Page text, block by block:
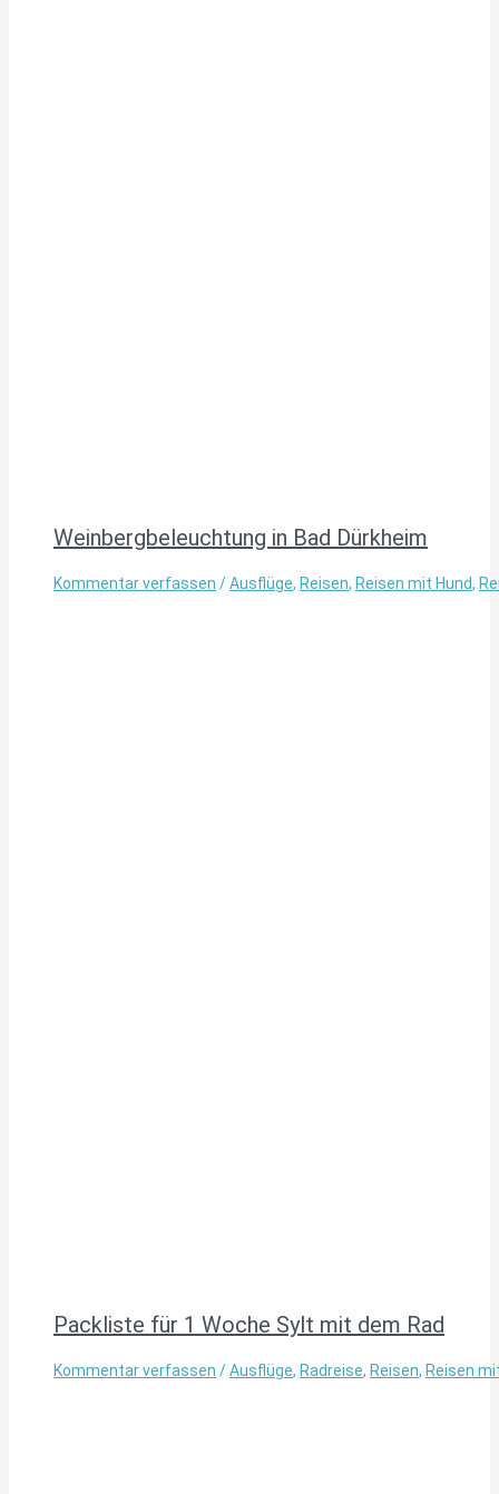
Weinbergbeleuchtung in Bad Dürkheim
Kommentar verfassen /Ausflüge, Reisen, Reisen mit Hund,
Packliste für 1 Woche Sylt mit dem Rad
Kommentar verfassen /Ausflüge, Radreise, Reisen, Reisen